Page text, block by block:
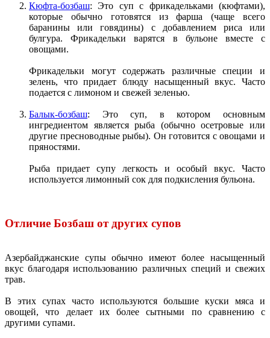
Кюфта-бозбаш: Это суп с фрикадельками (кюфтами),
которые обычно готовятся из фарша (чаще всего
баранины или говядины) с добавлением риса или
булгура. Фрикадельки варятся в бульоне вместе с
овощами.
Фрикадельки могут содержать различные специи и
зелень, что придает блюду насыщенный вкус. Часто
подается с лимоном и свежей зеленью.
Балык-бозбаш: Это суп, в котором основным
ингредиентом является рыба (обычно осетровые или
другие пресноводные рыбы). Он готовится с овощами и
пряностями.
Рыба придает супу легкость и особый вкус. Часто
используется лимонный сок для подкисления бульона.
Отличие Бозбаш от других супов
Азербайджанские супы обычно имеют более насыщенный
вкус благодаря использованию различных специй и свежих
трав.
В этих супах часто используются большие куски мяса и
овощей, что делает их более сытными по сравнению с
другими супами.